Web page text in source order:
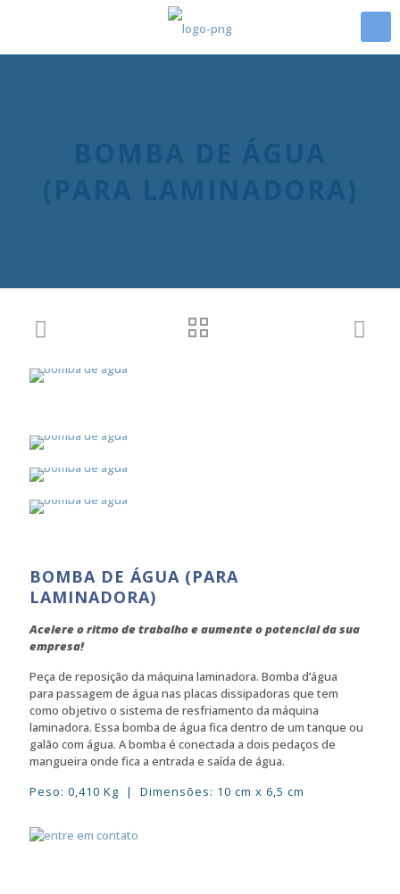
BOMBA DE ÁGUA (PARA
LAMINADORA)
Acelere o ritmo de trabalho e aumente o potencial da sua
empresa!
Peça de reposição da máquina laminadora. Bomba d’água
para passagem de água nas placas dissipadoras que tem
como objetivo o sistema de resfriamento da máquina
laminadora. Essa bomba de água fica dentro de um tanque ou
galão com água. A bomba é conectada a dois pedaços de
mangueira onde fica a entrada e saída de água.
Peso: 0,410 Kg | Dimensões: 10 cm x 6,5 cm